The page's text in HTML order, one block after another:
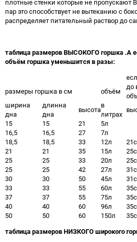
плотные стенки которые не пропускают
пар это способствует не вытеканию с
распределяет питательный раствор до
таблица размеров ВЫСОКОГО горшка .А
объём горшка уменьшится в разы:
размеры горшка в см
объём
до
ширина
дна
длинна
дна
высотав
литрах
15
15 21
5л
16,5
16,5 27
7л
18,5
18,5 33 12л
21
21 35 15л
25
25 33 20л
25
25 42 27л
30
30 50 45л
33
33 55 60л
37
37 55 75л
40
40 60 96л
50
50 60 150л
таблица размеров НИЗКОГО широкого